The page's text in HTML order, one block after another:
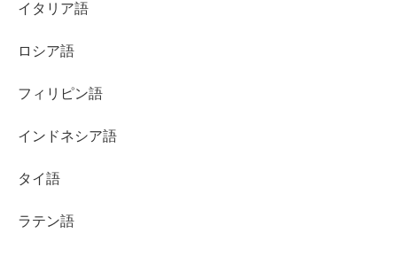
イタリア語
ロシア語
フィリピン語
インドネシア語
タイ語
ラテン語